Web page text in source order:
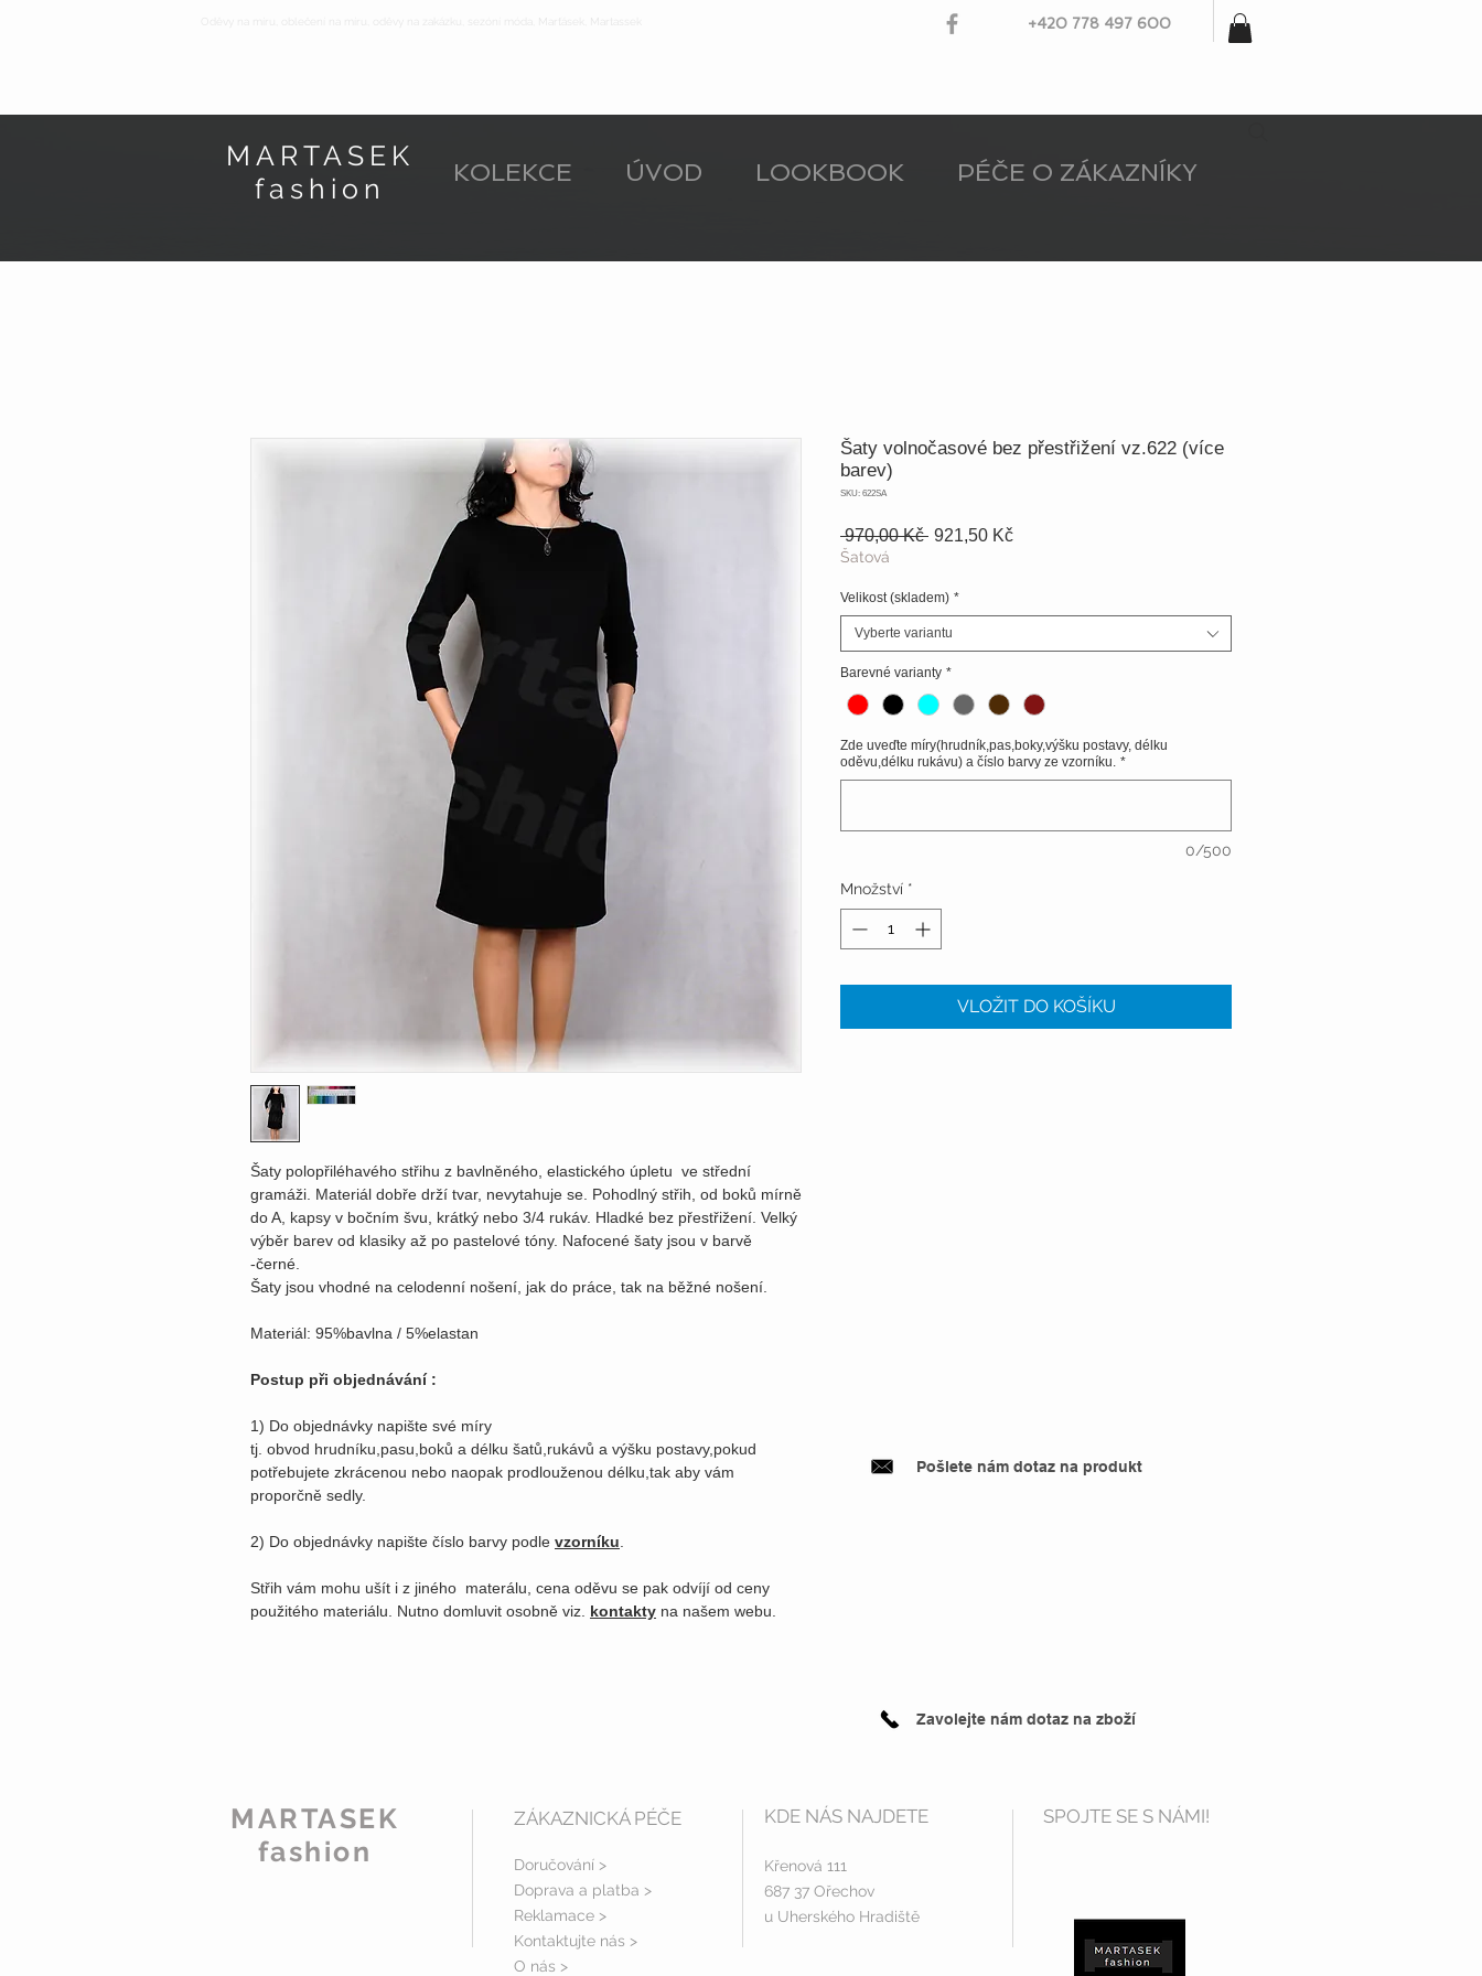
+420 778 497 600
MARTASEK
fashion
KOLEKCE ÚVOD LOOKBOOK PÉČE O ZÁKAZNÍKY
Šaty polopřiléhavého střihu z bavlněného, elastického úpletu ve střední
gramáži. Materiál dobře drží tvar, nevytahuje se. Pohodlný střih, od boků mírně
do A, kapsy v bočním švu, krátký nebo 3/4 rukáv. Hladké bez přestřižení. Velký
výběr barev od klasiky až po pastelové tóny. Nafocené šaty jsou v barvě
-černé.
Šaty jsou vhodné na celodenní nošení, jak do práce, tak na běžné nošení.
Materiál: 95%bavlna / 5%elastan
Postup při objednávání :
1) Do objednávky napište své míry
tj. obvod hrudníku,pasu,boků a délku šatů,rukávů a výšku postavy,pokud
potřebujete zkrácenou nebo naopak prodlouženou délku,tak aby vám
proporčně sedly.
2) Do objednávky napište číslo barvy podle vzorníku.
Střih vám mohu ušít i z jiného materálu, cena oděvu se pak odvíjí od ceny
použitého materiálu. Nutno domluvit osobně viz. kontakty na našem webu.
Šaty volnočasové bez přestřižení vz.622 (více
barev)
SKU: 622SA
970,00 Kč Běžná
921,50 KčZvýhodněná
Šatová
Velikost (skladem) *
Vyberte variantu
Barevné varianty *
Zde uveďte míry(hrudník,pas,boky,výšku postavy, délku
oděvu,délku rukávu) a číslo barvy ze vzorníku. *
0/500
Množství *
VLOŽIT DO KOŠÍKU
Pošlete nám dotaz na produkt
Zavolejte nám dotaz na zboží
MARTASEK
fashion
ZÁKAZNICKÁ PÉČE
Doručování >
Doprava a platba >
Reklamace >
Kontaktujte nás >
O nás >
KDE NÁS NAJDETE
Křenová 111
687 37 Ořechov
u Uherského Hradiště
SPOJTE SE S NÁMI!